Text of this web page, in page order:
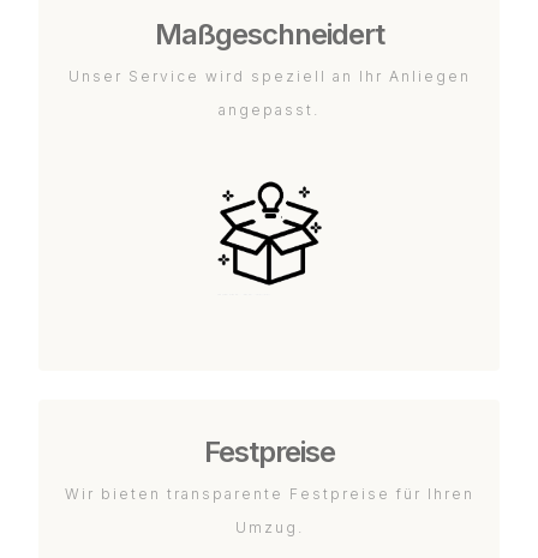
Maßgeschneidert
Unser Service wird speziell an Ihr Anliegen
angepasst.
Festpreise
Wir bieten transparente Festpreise für Ihren
Umzug.